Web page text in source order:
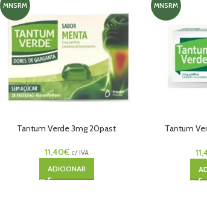
MNSRM
Tantum Verde 3mg 20past
11,40€ c/ IVA
ADICIONAR
MNSRM
Tantum